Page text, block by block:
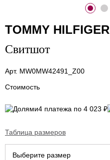
TOMMY HILFIGER
Свитшот
Арт. MW0MW42491_Z00
Стоимость
4 платежа по 4 023 ₽
Таблица размеров
Выберите размер